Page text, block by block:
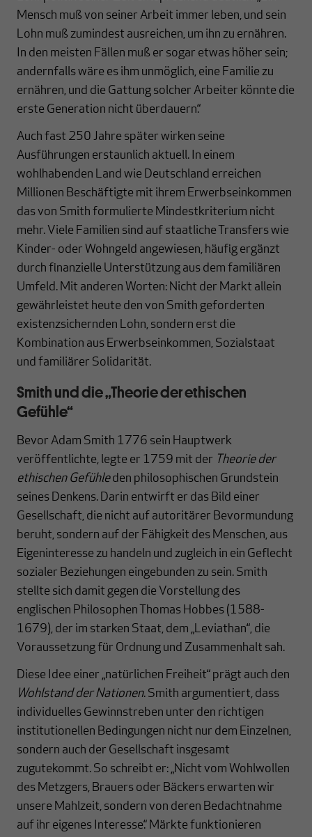
Mensch muß von seiner Arbeit immer leben, und sein
Lohn muß zumindest ausreichen, um ihn zu ernähren.
In den meisten Fällen muß er sogar etwas höher sein;
andernfalls wäre es ihm unmöglich, eine Familie zu
ernähren, und die Gattung solcher Arbeiter könnte die
erste Generation nicht überdauern.“
Auch fast 250 Jahre später wirken seine
Ausführungen erstaunlich aktuell. In einem
wohlhabenden Land wie Deutschland erreichen
Millionen Beschäftigte mit ihrem Erwerbseinkommen
das von Smith formulierte Mindestkriterium nicht
mehr. Viele Familien sind auf staatliche Transfers wie
Kinder- oder Wohngeld angewiesen, häufig ergänzt
durch finanzielle Unterstützung aus dem familiären
Umfeld. Mit anderen Worten: Nicht der Markt allein
gewährleistet heute den von Smith geforderten
existenzsichernden Lohn, sondern erst die
Kombination aus Erwerbseinkommen, Sozialstaat
und familiärer Solidarität.
Smith und die „Theorie der ethischen
Gefühle“
Bevor Adam Smith 1776 sein Hauptwerk
veröffentlichte, legte er 1759 mit der Theorie der
ethischen Gefühleden philosophischen Grundstein
seines Denkens. Darin entwirft er das Bild einer
Gesellschaft, die nicht auf autoritärer Bevormundung
beruht, sondern auf der Fähigkeit des Menschen, aus
Eigeninteresse zu handeln und zugleich in ein Geflecht
sozialer Beziehungen eingebunden zu sein. Smith
stellte sich damit gegen die Vorstellung des
englischen Philosophen Thomas Hobbes (1588-
1679), der im starken Staat, dem „Leviathan“, die
Voraussetzung für Ordnung und Zusammenhalt sah.
Diese Idee einer „natürlichen Freiheit“ prägt auch den
Wohlstand der Nationen. Smith argumentiert, dass
individuelles Gewinnstreben unter den richtigen
institutionellen Bedingungen nicht nur dem Einzelnen,
sondern auch der Gesellschaft insgesamt
zugutekommt. So schreibt er: „Nicht vom Wohlwollen
des Metzgers, Brauers oder Bäckers erwarten wir
unsere Mahlzeit, sondern von deren Bedachtnahme
auf ihr eigenes Interesse.“ Märkte funktionieren